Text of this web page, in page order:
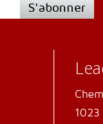
S'abonner
1023